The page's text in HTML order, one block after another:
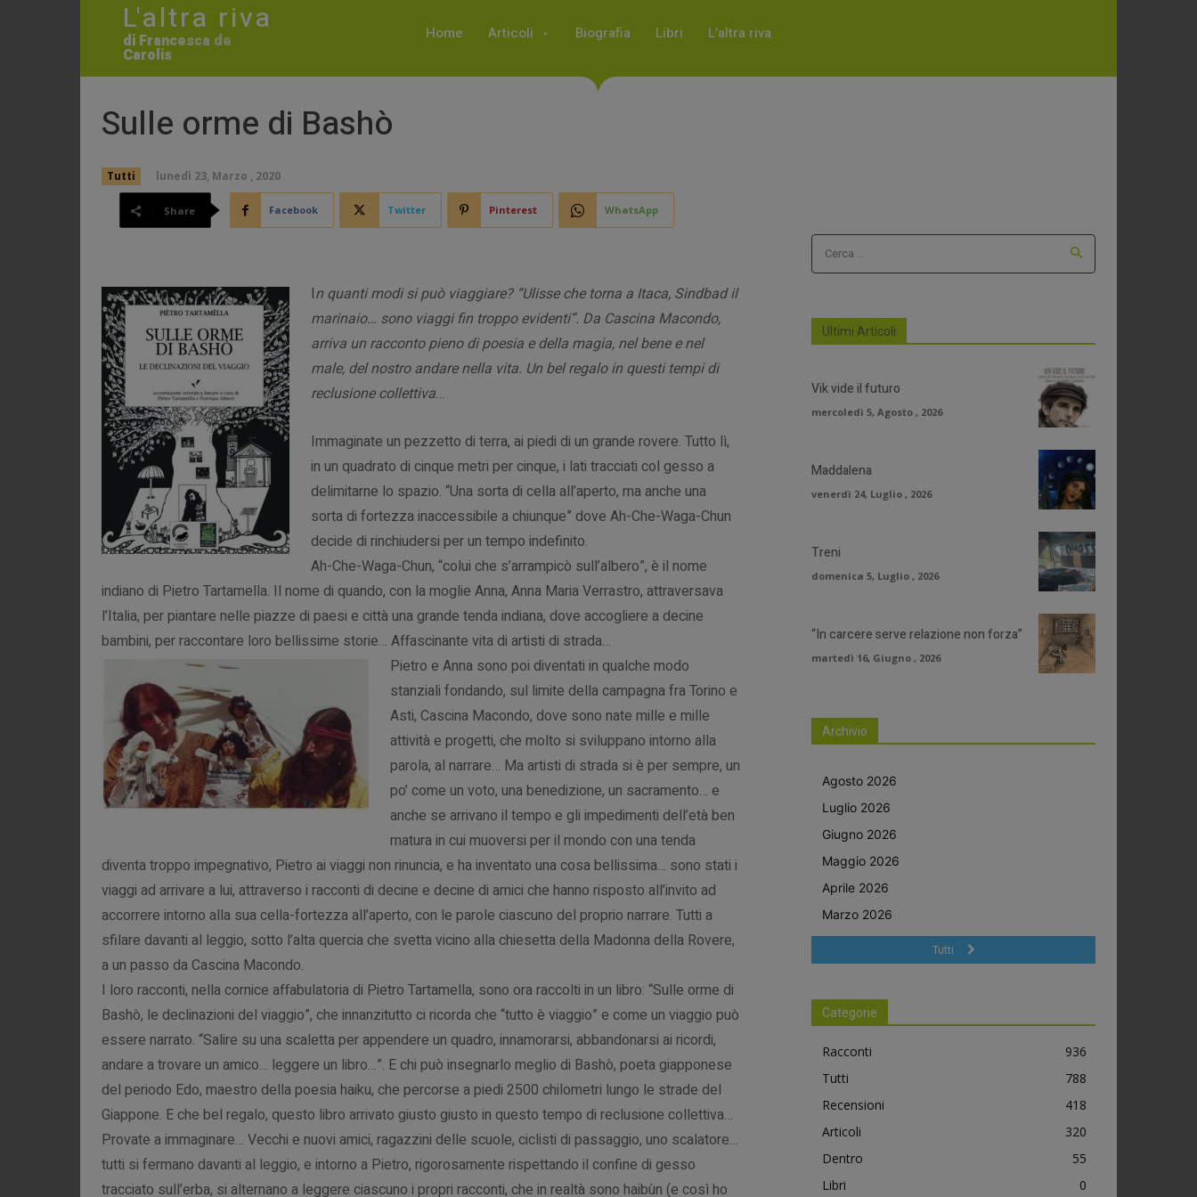
L'altra riva
di Francesca de
Carolis
Home Articoli Biografia Libri L’altra riva
Sulle orme di Bashò
Tutti lunedì 23, Marzo , 2020
Share Facebook Twitter Pinterest WhatsApp
In quanti modi si può viaggiare? “Ulisse che torna a Itaca, Sindbad il
marinaio… sono viaggi fin troppo evidenti”. Da Cascina Macondo,
arriva un racconto pieno di poesia e della magia, nel bene e nel
male, del nostro andare nella vita. Un bel regalo in questi tempi di
reclusione collettiva…
Immaginate un pezzetto di terra, ai piedi di un grande rovere. Tutto lì,
in un quadrato di cinque metri per cinque, i lati tracciati col gesso a
delimitarne lo spazio. “Una sorta di cella all’aperto, ma anche una
sorta di fortezza inaccessibile a chiunque” dove Ah-Che-Waga-Chun
decide di rinchiudersi per un tempo indefinito.
Ah-Che-Waga-Chun, “colui che s’arrampicò sull’albero”, è il nome
indiano di Pietro Tartamella. Il nome di quando, con la moglie Anna, Anna Maria Verrastro, attraversava
l’Italia, per piantare nelle piazze di paesi e città una grande tenda indiana, dove accogliere a decine
bambini, per raccontare loro bellissime storie… Affascinante vita di artisti di strada…
Pietro e Anna sono poi diventati in qualche modo
stanziali fondando, sul limite della campagna fra Torino e
Asti, Cascina Macondo, dove sono nate mille e mille
attività e progetti, che molto si sviluppano intorno alla
parola, al narrare… Ma artisti di strada si è per sempre, un
po’ come un voto, una benedizione, un sacramento… e
anche se arrivano il tempo e gli impedimenti dell’età ben
matura in cui muoversi per il mondo con una tenda
diventa troppo impegnativo, Pietro ai viaggi non rinuncia, e ha inventato una cosa bellissima… sono stati i
viaggi ad arrivare a lui, attraverso i racconti di decine e decine di amici che hanno risposto all’invito ad
accorrere intorno alla sua cella-fortezza all’aperto, con le parole ciascuno del proprio narrare. Tutti a
sfilare davanti al leggio, sotto l’alta quercia che svetta vicino alla chiesetta della Madonna della Rovere,
a un passo da Cascina Macondo.
I loro racconti, nella cornice affabulatoria di Pietro Tartamella, sono ora raccolti in un libro: “Sulle orme di
Bashò, le declinazioni del viaggio”, che innanzitutto ci ricorda che “tutto è viaggio” e come un viaggio può
essere narrato. “Salire su una scaletta per appendere un quadro, innamorarsi, abbandonarsi ai ricordi,
andare a trovare un amico… leggere un libro…”. E chi può insegnarlo meglio di Bashò, poeta giapponese
del periodo Edo, maestro della poesia haiku, che percorse a piedi 2500 chilometri lungo le strade del
Giappone. E che bel regalo, questo libro arrivato giusto giusto in questo tempo di reclusione collettiva…
Provate a immaginare… Vecchi e nuovi amici, ragazzini delle scuole, ciclisti di passaggio, uno scalatore…
tutti si fermano davanti al leggio, e intorno a Pietro, rigorosamente rispettando il confine di gesso
tracciato sull’erba, si alternano a leggere ciascuno i propri racconti, che in realtà sono haibùn (e così ho
Cerca ...
Ultimi Articoli
Vik vide il futuro
mercoledì 5, Agosto , 2026
Maddalena
venerdì 24, Luglio , 2026
Treni
domenica 5, Luglio , 2026
“In carcere serve relazione non forza”
martedì 16, Giugno , 2026
Archivio
Agosto 2026
Luglio 2026
Giugno 2026
Maggio 2026
Aprile 2026
Marzo 2026
Tutti
Categorie
Racconti
936
Tutti
788
Recensioni
418
Articoli
320
Dentro
55
Libri
0